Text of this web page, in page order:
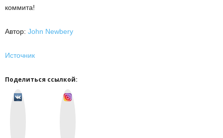
коммита!
Автор: John Newbery
Источник
Поделиться ссылкой: